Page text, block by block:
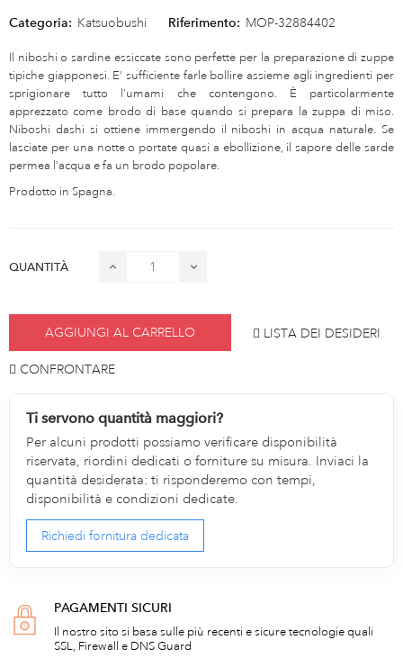
Categoria: Katsuobushi Riferimento: MOP-32884402
Il niboshi o sardine essiccate sono perfette per la preparazione di zuppe
tipiche giapponesi. E' sufficiente farle bollire assieme agli ingredienti per
sprigionare tutto l'umami che contengono. È particolarmente
apprezzato come brodo di base quando si prepara la zuppa di miso.
Niboshi dashi si ottiene immergendo il niboshi in acqua naturale. Se
lasciate per una notte o portate quasi a ebollizione, il sapore delle sarde
permea l'acqua e fa un brodo popolare.
Prodotto in Spagna.
QUANTITÀ
AGGIUNGI AL CARRELLO LISTA DEI DESIDERI
CONFRONTARE
Ti servono quantità maggiori?
Per alcuni prodotti possiamo verificare disponibilità
riservata, riordini dedicati o forniture su misura. Inviaci la
quantità desiderata: ti risponderemo con tempi,
disponibilità e condizioni dedicate.
Richiedi fornitura dedicata
PAGAMENTI SICURI
Il nostro sito si basa sulle più recenti e sicure tecnologie quali
SSL, Firewall e DNS Guard